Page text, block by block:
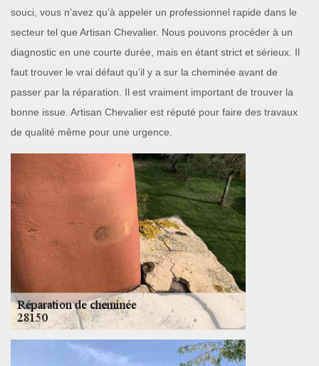
souci, vous n’avez qu’à appeler un professionnel rapide dans le
secteur tel que Artisan Chevalier. Nous pouvons procéder à un
diagnostic en une courte durée, mais en étant strict et sérieux. Il
faut trouver le vrai défaut qu’il y a sur la cheminée avant de
passer par la réparation. Il est vraiment important de trouver la
bonne issue. Artisan Chevalier est réputé pour faire des travaux
de qualité même pour une urgence.